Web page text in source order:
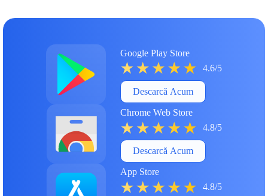
Google Play Store
4.6/5
Descarcă Acum
Chrome Web Store
4.8/5
Descarcă Acum
App Store
4.8/5